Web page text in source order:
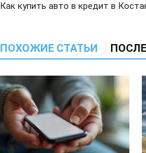
Как купить авто в кредит в
ПОХОЖИЕ СТАТЬИ